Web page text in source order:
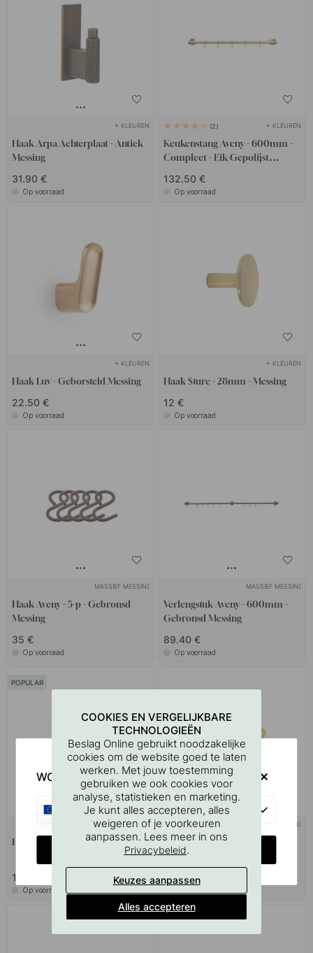
+ KLEUREN
Haak Arpa/Achterplaat - Antiek
Messing
31.90 €
Op voorraad
2 + KLEUREN
Keukenstang Aveny - 600mm -
Compleet - Eik/Gepolijst
132.50 €
Op voorraad
+ KLEUREN
Haak Luv - Geborsteld Messing
22.50 €
Op voorraad
+ KLEUREN
Haak Sture - 28mm - Messing
12 €
Op voorraad
MASSIEF MESSING
Haak Aveny - 5-p - Gebronsd
Messing
35 €
Op voorraad
MASSIEF MESSING
Verlengstuk Aveny - 600mm -
Gebronsd Messing
89.40 €
Op voorraad
POPULAR
MASSIEF MESSING
Haak Graf - Geborsteld Messing
19 €
Op voorraad
MASSIEF MESSING
Haak Aveny - 5-p - Gepolijst
Onbehandeld Messing
32 €
COOKIES EN VERGELIJKBARE
TECHNOLOGIEËN
Beslag Online gebruikt noodzakelijke
cookies om de website goed te laten
werken. Met jouw toestemming
gebruiken we ook cookies voor
analyse, statistieken en marketing.
Je kunt alles accepteren, alles
weigeren of je voorkeuren
aanpassen. Lees meer in ons
Privacybeleid.
Keuzes aanpassen
Alles accepteren
WOULD YOU RATHER VISIT?
CHANGE COUNTRY